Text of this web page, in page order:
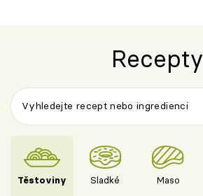
Recepty
Těstoviny Sladké Maso